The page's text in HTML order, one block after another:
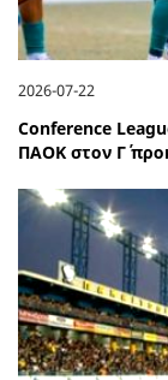
2026-07-22
Conference
ΠΑΟΚ στον Γ΄